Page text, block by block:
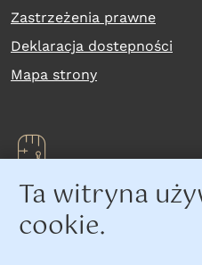
Ta witryna
cookie.
Zastrzeżenia prawne
Deklaracja dostepności
Mapa strony
Na skróty